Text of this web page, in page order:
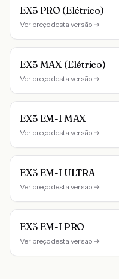
EX5 PRO (Elétrico)
Ver preço desta versão →
EX5 MAX (Elétrico)
Ver preço desta versão →
EX5 EM-I MAX
Ver preço desta versão →
EX5 EM-I ULTRA
Ver preço desta versão →
EX5 EM-I PRO
Ver preço desta versão →